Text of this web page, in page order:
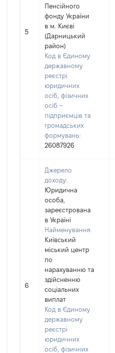
5
Пенсійного
фонду України
в м. Києві
(Дарницький
район)
Код в Єдиному
державному
реєстрі
юридичних
осіб, фізичних
осіб –
підприємців та
громадських
формувань:
26087926
6
Джерело
доходу:
Юридична
особа,
зареєстрована
в Україні
Найменування:
Київський
міський центр
по
нарахуванню та
здійсненню
соціальних
виплат
Код в Єдиному
державному
реєстрі
юридичних
осіб, фізичних